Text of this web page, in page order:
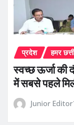
प्रदेश हमर
स्वच्छ ऊर्जा की
में सबसे पहले
Junior